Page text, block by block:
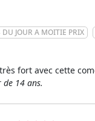
DU JOUR A MOITIE PRIX
fort avec cette
14 ans.